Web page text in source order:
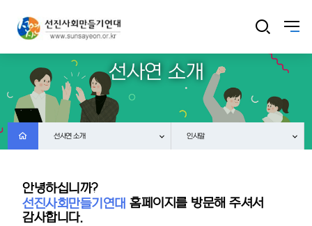
선사연 소개
선사연 소개 인사말
안녕하십니까?
선진사회만들기연대 홈페이지를 방문해 주셔서
감사합니다.